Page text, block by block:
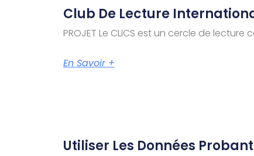
Club De Lecture
PROJET Le CLICS est un cercle de
En Savoir +
Utiliser Les Données